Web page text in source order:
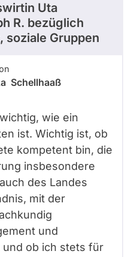
Uta
R. bezüglich
soziale Gruppen
Schellhaaß
wie ein
ist. Wichtig ist, ob
kompetent bin, die
insbesondere
des Landes
mit der
und
ob ich stets für